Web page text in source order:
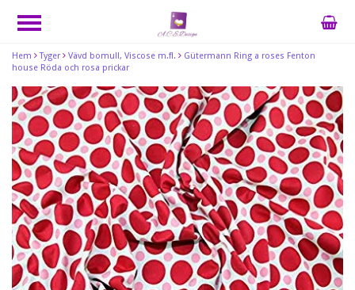
Hem Tyger Vävd bomull, Viscose m.fl.
Gütermann Ring a roses Fenton
house Röda och rosa prickar